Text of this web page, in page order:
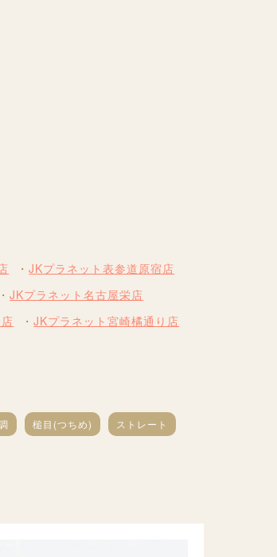
JKプラネット表参道原宿店
JKプラネット名古屋栄店
JKプラネット宮崎橘通り店
槌目(つちめ) ストレート